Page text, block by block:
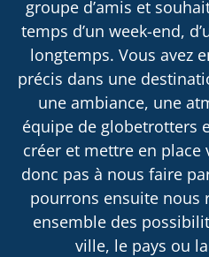
groupe d’amis et
temps d’un week-end,
longtemps. Vous avez
précis dans une
une ambiance, une
équipe de globetrotters
créer et mettre en place
donc pas à nous faire
pourrons ensuite nous
ensemble des
ville, le pays ou